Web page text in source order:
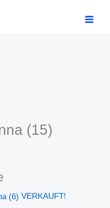
(15)
VERKAUFT!